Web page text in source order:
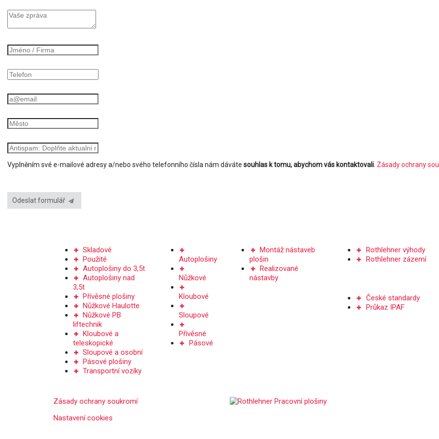
Vyplněním své e-mailové adresy a/nebo svého telefonního čísla nám dáváte souhlas k tomu, abychom vás kontaktovali Zásady ochrany
Odeslat formulář
Skladové
Použité
Autoplošiny do 3,5t
Autoplošiny nad
3,5t
Přívěsné plošiny
Nůžkové Haulotte
Nůžkové PB
liftechnik
Kloubové a
teleskopické
Sloupové a osobní
Pásové plošiny
Transportní vozíky
Autoplošiny
Nůžkové
Kloubové
Sloupové
Přívěsné
Pásové
Montáž nástaveb
plošin
Realizované
nástavby
Rothlehner výhody
Rothlehner zázemí
České standardy
Průkaz IPAF
Zásady ochrany soukromí
Nastavení cookies